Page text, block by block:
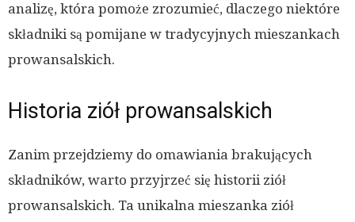
analizę, która pomoże zrozumieć, dlaczego niektóre
składniki są pomijane w tradycyjnych mieszankach
prowansalskich.
Historia ziół prowansalskich
Zanim przejdziemy do omawiania brakujących
składników, warto przyjrzeć się historii ziół
prowansalskich. Ta unikalna mieszanka ziół